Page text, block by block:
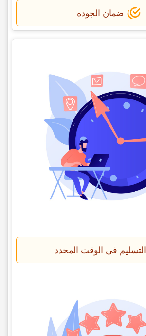
ضمان الجوده
التسلیم فی الوقت المحدد